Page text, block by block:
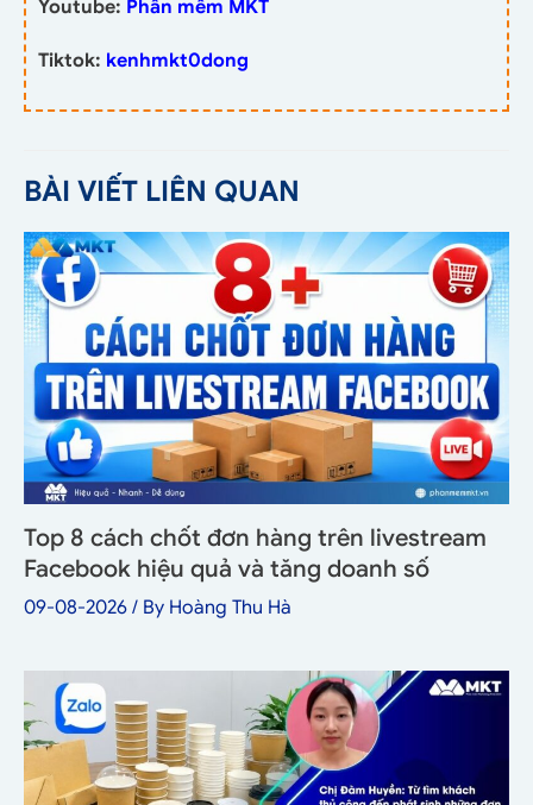
Youtube: Phần mềm MKT
Tiktok: kenhmkt0dong
BÀI VIẾT LIÊN QUAN
Top 8 cách chốt đơn hàng trên livestream
Facebook hiệu quả và tăng doanh số
09-08-2026 / By Hoàng Thu Hà